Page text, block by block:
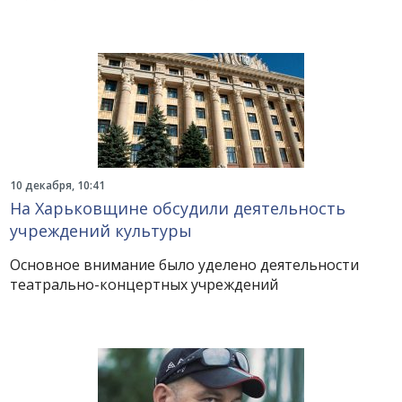
10 декабря, 10:41
На Харьковщине обсудили деятельность
учреждений культуры
Основное внимание было уделено деятельности
театрально-концертных учреждений